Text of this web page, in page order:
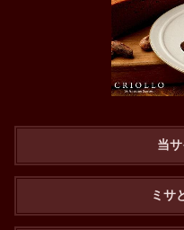
当
ミサ